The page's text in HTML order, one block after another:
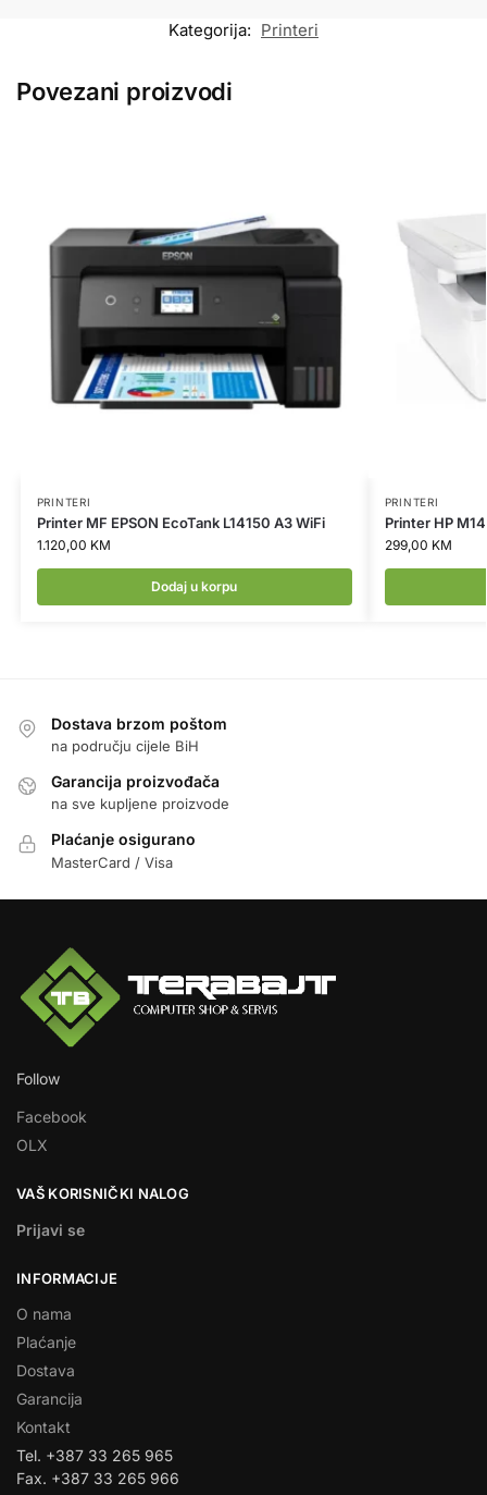
Kategorija: Printeri
Povezani proizvodi
PRINTERI
Printer MF EPSON EcoTank L14150 A3 WiFi
1.120,00 KM
Dodaj u korpu
PRINTERI
Printer HP
299,00 KM
Dostava brzom poštom
na području cijele BiH
Garancija proizvođača
na sve kupljene proizvode
Plaćanje osigurano
MasterCard / Visa
Follow
Facebook
OLX
VAŠ KORISNIČKI NALOG
Prijavi se
INFORMACIJE
O nama
Plaćanje
Dostava
Garancija
Kontakt
Tel. +387 33 265 965
Fax. +387 33 265 966